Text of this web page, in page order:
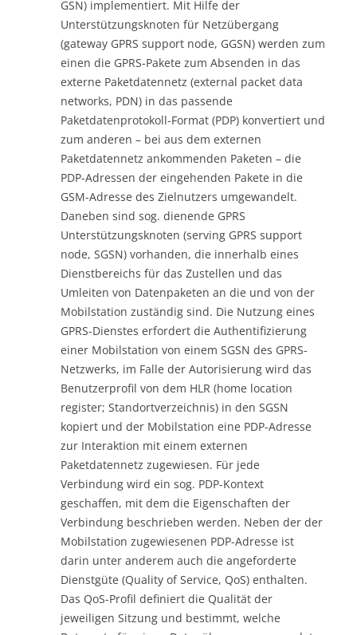
GSN) implementiert. Mit Hilfe der
Unterstützungsknoten für Netzübergang
(gateway GPRS support node, GGSN) werden zum
einen die GPRS-Pakete zum Absenden in das
externe Paketdatennetz (external packet data
networks, PDN) in das passende
Paketdatenprotokoll-Format (PDP) konvertiert und
zum anderen – bei aus dem externen
Paketdatennetz ankommenden Paketen – die
PDP-Adressen der eingehenden Pakete in die
GSM-Adresse des Zielnutzers umgewandelt.
Daneben sind sog. dienende GPRS
Unterstützungsknoten (serving GPRS support
node, SGSN) vorhanden, die innerhalb eines
Dienstbereichs für das Zustellen und das
Umleiten von Datenpaketen an die und von der
Mobilstation zuständig sind. Die Nutzung eines
GPRS-Dienstes erfordert die Authentifizierung
einer Mobilstation von einem SGSN des GPRS-
Netzwerks, im Falle der Autorisierung wird das
Benutzerprofil von dem HLR (home location
register; Standortverzeichnis) in den SGSN
kopiert und der Mobilstation eine PDP-Adresse
zur Interaktion mit einem externen
Paketdatennetz zugewiesen. Für jede
Verbindung wird ein sog. PDP-Kontext
geschaffen, mit dem die Eigenschaften der
Verbindung beschrieben werden. Neben der der
Mobilstation zugewiesenen PDP-Adresse ist
darin unter anderem auch die angeforderte
Dienstgüte (Quality of Service, QoS) enthalten.
Das QoS-Profil definiert die Qualität der
jeweiligen Sitzung und bestimmt, welche